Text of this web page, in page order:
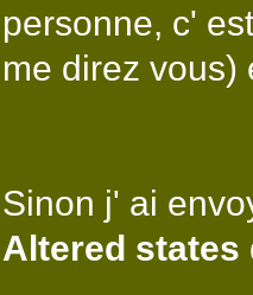
personne, c'
me direz vous)
Sinon j' ai
Altered states